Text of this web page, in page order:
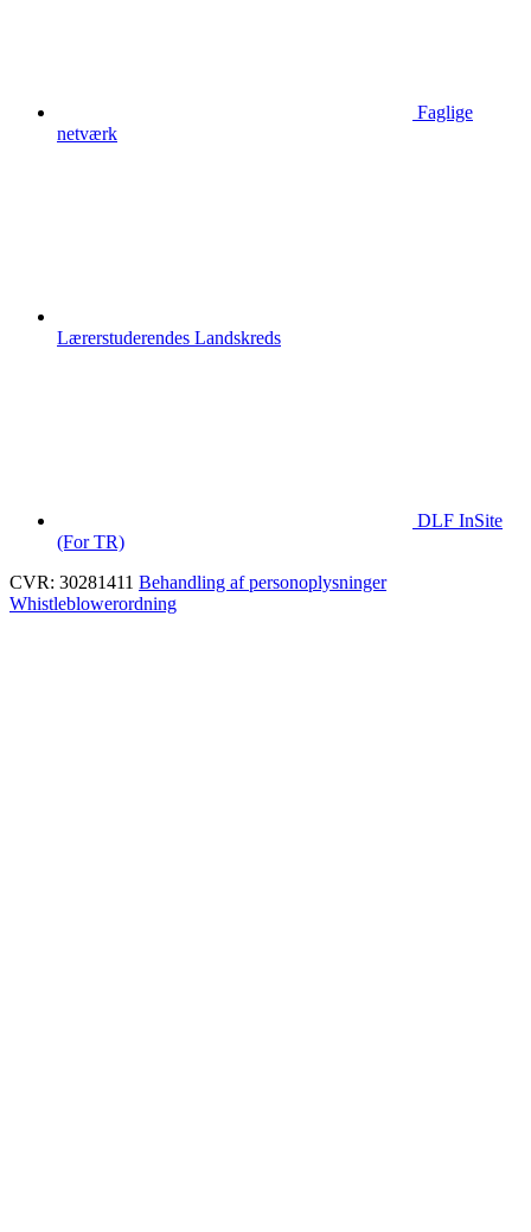
Faglige
netværk
Lærerstuderendes Landskreds
DLF InSite
(For TR)
CVR: 30281411 Behandling af personoplysninger
Whistleblowerordning